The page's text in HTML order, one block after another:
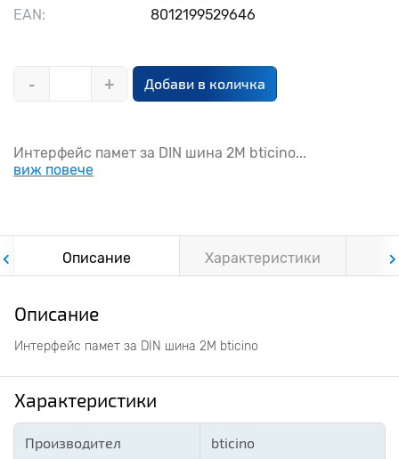
EAN:
8012199529646
- + Добави в количка
Интерфейс памет за DIN шина 2М bticino...
виж повече
Описание Характеристики
Описание
Интерфейс памет за DIN шина 2М bticino
Характеристики
Производител bticino